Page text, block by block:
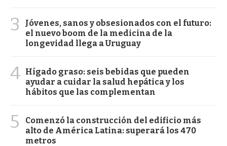
3
Jóvenes, sanos y obsesionados con el futuro:
el nuevo boom de la medicina de la
longevidad llega a Uruguay
4 Hígado graso: seis bebidas que pueden
ayudar a cuidar la salud hepática y los
hábitos que las complementan
5
Comenzó la construcción del edificio más
alto de América Latina: superará los 470
metros